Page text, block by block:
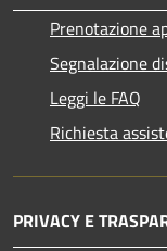
Prenotazione
Segnalazione
Leggi le FAQ
Richiesta
PRIVACY E